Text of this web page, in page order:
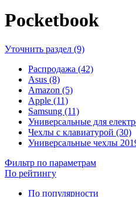
Pocketbook
Уточнить раздел (9)
Распродажа (42)
Asus (8)
Amazon (5)
Apple (11)
Samsung (11)
Универсальные для
Чехлы с клавиатурой (30)
Универсальные чехлы
Фильтр по параметрам
По рейтингу
По популярности